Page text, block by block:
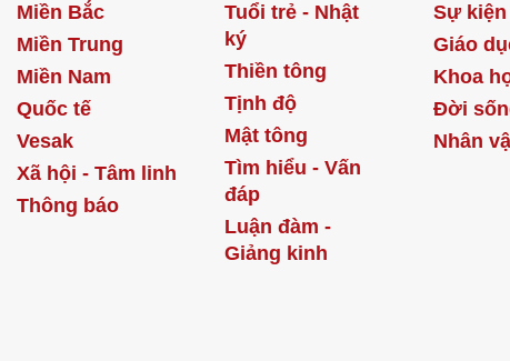
Miền Bắc
Miền Trung
Miền Nam
Quốc tế
Vesak
Xã hội - Tâm linh
Thông báo
Tuổi trẻ - Nhật
ký
Thiền tông
Tịnh độ
Mật tông
Tìm hiểu - Vấn
đáp
Luận đàm -
Giảng kinh
Sự kiện
Giáo
Khoa
Đời
Nhân